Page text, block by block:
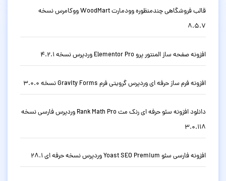
قالب فروشگاهی چندمنظوره وودمارت WoodMart ووکامرس نسخه
8.5.7
افزونه صفحه ساز المنتور پرو Elementor Pro وردپرس نسخه 4.2.1
افزونه فرم ساز حرفه ای وردپرس گرویتی فرم Gravity Forms نسخه 3.0.0
دانلود افزونه سئو حرفه ای رنک مث Rank Math Pro وردپرس فارسی نسخه
3.0.118
افزونه فارسی سئو Yoast SEO Premium وردپرس نسخه حرفه ای 28.1